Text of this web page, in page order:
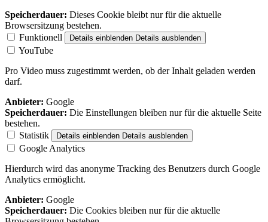
Speicherdauer: Dieses Cookie bleibt nur für die aktuelle
Browsersitzung bestehen.
Funktionell
Details einblenden Details ausblenden
YouTube
Pro Video muss zugestimmt werden, ob der Inhalt geladen werden
darf.
Anbieter: Google
Speicherdauer: Die Einstellungen bleiben nur für die aktuelle Seite
bestehen.
Statistik
Details einblenden Details ausblenden
Google Analytics
Hierdurch wird das anonyme Tracking des Benutzers durch Google
Analytics ermöglicht.
Anbieter: Google
Speicherdauer: Die Cookies bleiben nur für die aktuelle